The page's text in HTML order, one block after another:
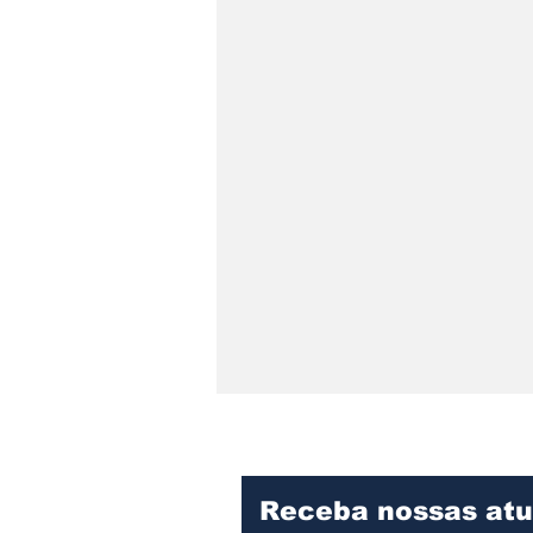
Receba nossas